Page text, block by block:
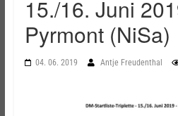
15./16. Juni
Pyrmont (NiSa)
04. 06. 2019 Antje Freudenthal